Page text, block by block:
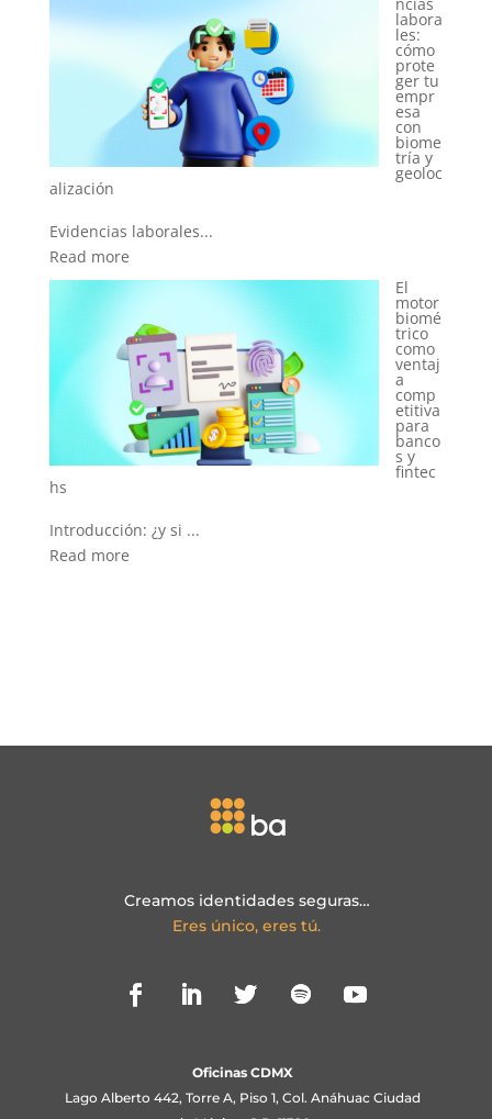
labora
les:
empr
esa
con
geoloc
El
biomé
trico
como
ventaj
comp
etitiva
para
banco
s y
fintec
Introducción: el des...
Read more
Read more
Creamos identidades seguras…
Eres único, eres tú.
Oficinas CDMX
Lago Alberto 442, Torre A, Piso 1, Col. Anáhuac Ciudad